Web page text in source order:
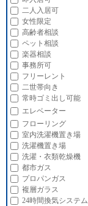
二人入居可
女性限定
高齢者相談
ペット相談
楽器相談
事務所可
フリーレント
二世帯向き
常時ゴミ出し可能
エレベーター
フローリング
室内洗濯機置き場
洗濯機置き場
洗濯・衣類乾燥機
都市ガス
プロパンガス
複層ガラス
24時間換気システム